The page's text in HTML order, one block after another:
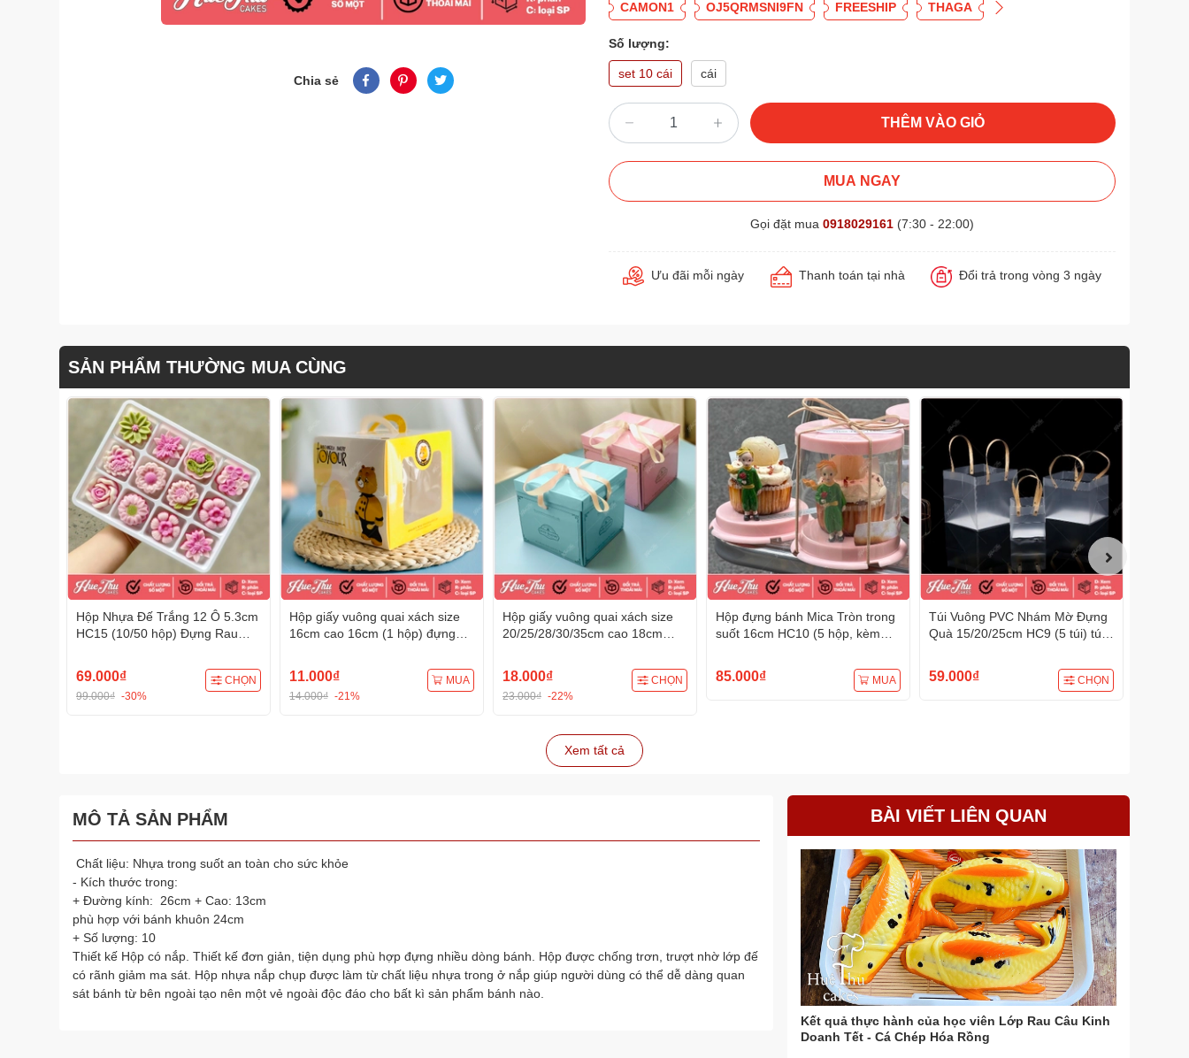
Chia sẻ
CAMON1 OJ5QRMSNI9FN FREESHIP THAGA
Số lượng:
set 10 cái cái
THÊM VÀO GIỎ
MUA NGAY
Gọi đặt mua 0918029161 (7:30 - 22:00)
Ưu đãi mỗi ngày Thanh toán tại nhà Đổi trả trong vòng 3 ngày
SẢN PHẨM THƯỜNG MUA CÙNG
Hộp Nhựa Đế Trắng 12 Ô 5.3cm
HC15 (10/50 hộp) Đựng Rau
69.000₫
99.000₫ -30%
CHỌN
Hộp giấy vuông quai xách size
16cm cao 16cm (1 hộp) đựng
11.000₫
14.000₫ -21%
MUA
Hộp giấy vuông quai xách size
20/25/28/30/35cm cao 18cm
18.000₫
23.000₫ -22%
CHỌN
Hộp đựng bánh Mica Tròn trong
suốt 16cm HC10 (5 hộp, kèm
85.000₫ MUA
Túi Vuông PVC Nhám Mờ Đựng
Quà 15/20/25cm HC9 (5 túi) túi
59.000₫ CHỌN
Xem tất cả
MÔ TẢ SẢN PHẨM
Chất liệu: Nhựa trong suốt an toàn cho sức khỏe
- Kích thước trong:
+ Đường kính: 26cm + Cao: 13cm
phù hợp với bánh khuôn 24cm
+ Số lượng: 10
Thiết kế Hộp có nắp. Thiết kế đơn giản, tiện dụng phù hợp đựng nhiều dòng bánh. Hộp được chống trơn, trượt nhờ lớp đế
có rãnh giảm ma sát. Hộp nhựa nắp chụp được làm từ chất liệu nhựa trong ở nắp giúp người dùng có thể dễ dàng quan
sát bánh từ bên ngoài tạo nên một vẻ ngoài độc đáo cho bất kì sản phẩm bánh nào.
BÀI VIẾT LIÊN QUAN
Kết quả thực hành của học viên Lớp Rau Câu Kinh
Doanh Tết - Cá Chép Hóa Rồng